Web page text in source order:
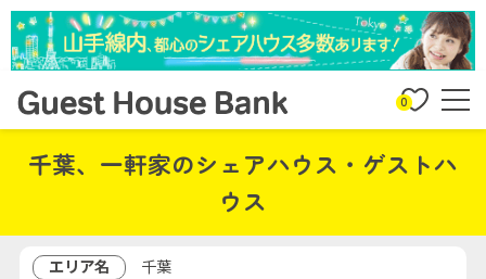
0
千葉、一軒家のシェアハウス・ゲストハ
ウス
エリア名
千葉